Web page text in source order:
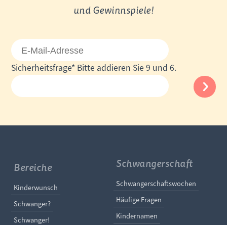
und Gewinnspiele!
E-
Mail-
Adresse
Pflichtfeld
Sicherheitsfrage* Bitte addieren Sie 9 und 6.
Bereiche
Navigation überspringen
Kinderwunsch
Schwanger?
Schwanger!
Schwangerschaft
Navigation
Schwangerschaftswochen
Häufige Fragen
Kindernamen